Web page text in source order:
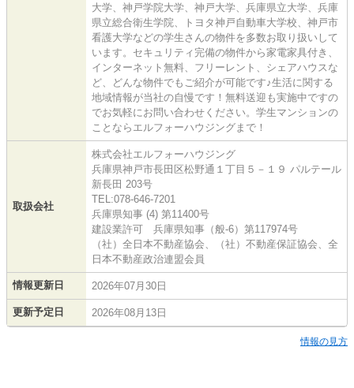
大学、神戸学院大学、神戸大学、兵庫県立大学、兵庫
県立総合衛生学院、トヨタ神戸自動車大学校、神戸市
看護大学などの学生さんの物件を多数お取り扱いして
います。セキュリティ完備の物件から家電家具付き、
インターネット無料、フリーレント、シェアハウスな
ど、どんな物件でもご紹介が可能です♪生活に関する
地域情報が当社の自慢です！無料送迎も実施中ですの
でお気軽にお問い合わせください。学生マンションの
ことならエルフォーハウジングまで！
取扱会社
株式会社エルフォーハウジング
兵庫県神戸市長田区松野通１丁目５－１９ パルテール
新長田 203号
TEL:078-646-7201
兵庫県知事 (4) 第11400号
建設業許可 兵庫県知事（般-6）第117974号
（社）全日本不動産協会、（社）不動産保証協会、全
日本不動産政治連盟会員
情報更新日 2026年07月30日
更新予定日 2026年08月13日
情報の見方